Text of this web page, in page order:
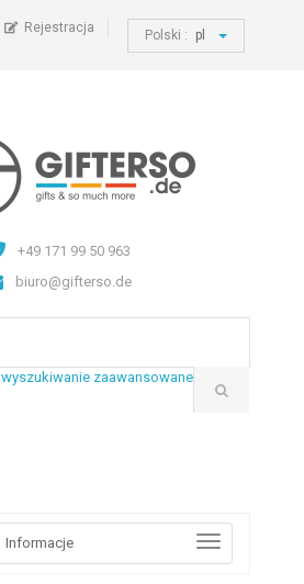
Rejestracja Polski : pl
+49 171 99 50 963
biuro@gifterso.de
wyszukiwanie zaawansowane
Informacje